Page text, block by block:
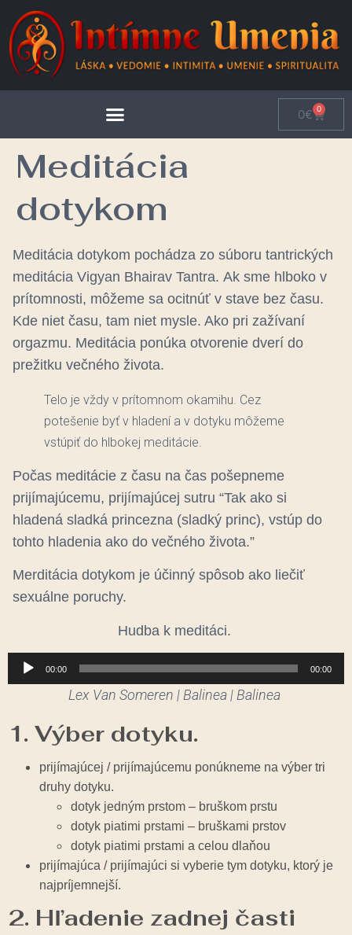
0€ 0
Meditácia
dotykom
Meditácia dotykom pochádza zo súboru tantrických
meditácia Vigyan Bhairav Tantra. Ak sme hlboko v
prítomnosti, môžeme sa ocitnúť v stave bez času.
Kde niet času, tam niet mysle. Ako pri zažívaní
orgazmu. Meditácia ponúka otvorenie dverí do
prežitku večného života.
Telo je vždy v prítomnom okamihu. Cez
potešenie byť v hladení a v dotyku môžeme
vstúpiť do hlbokej meditácie.
Počas meditácie z času na čas pošepneme
prijímajúcemu, prijímajúcej sutru “Tak ako si
hladená sladká princezna (sladký princ), vstúp do
tohto hladenia ako do večného života.”
Merditácia dotykom je účinný spôsob ako liečiť
sexuálne poruchy.
Hudba k meditáci.
Audio
prehrávač
00:00 00:00
Lex Van Someren | Balinea | Balinea
1. Výber dotyku.
prijímajúcej / prijímajúcemu ponúkneme na výber tri
druhy dotyku.
dotyk jedným prstom – bruškom prstu
dotyk piatimi prstami – bruškami prstov
dotyk piatimi prstami a celou dlaňou
prijímajúca / prijímajúci si vyberie tym dotyku, ktorý je
najpríjemnejší.
2. Hľadenie zadnej časti